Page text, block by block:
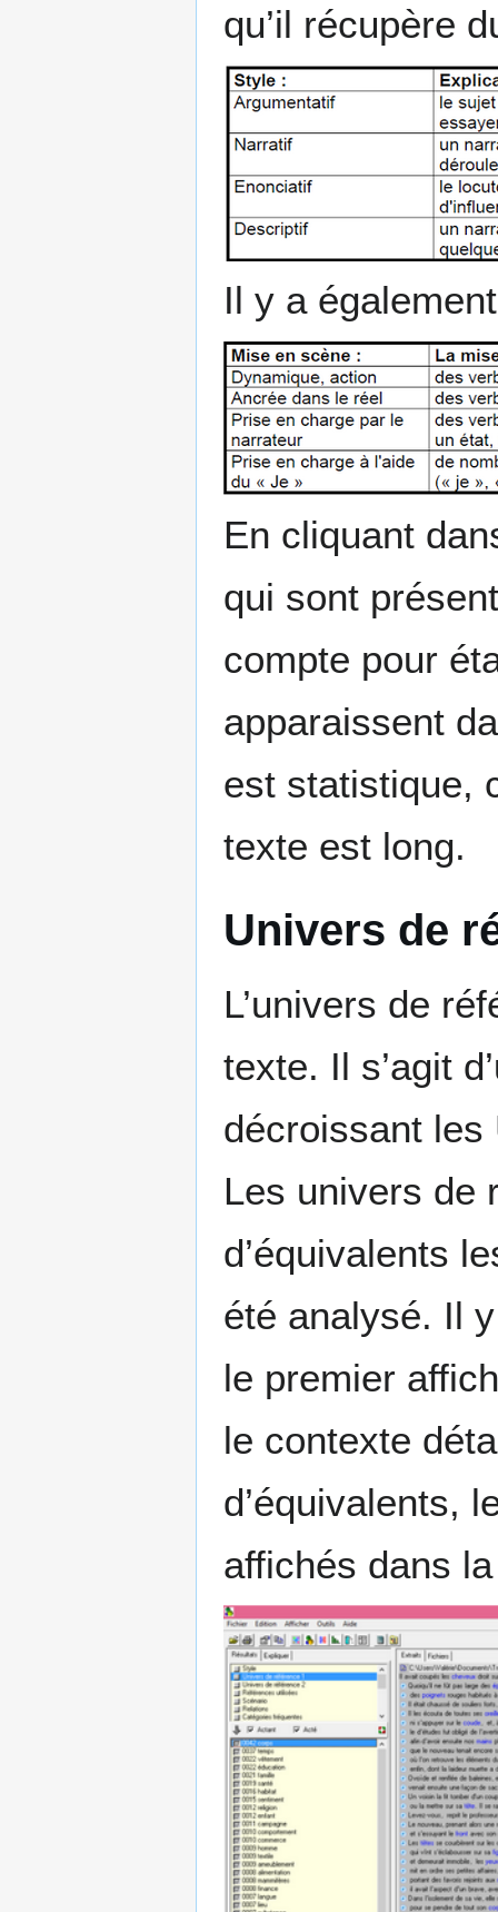
qu’il récupère
Il y a
En cliquant
qui sont
compte pour
apparaissent
est statistique,
texte est long.
Univers de
L’univers de
texte. Il s’agit
décroissant les
Les univers de
d’équivalents
été analysé. Il
le premier
le contexte
d’équivalents,
affichés dans